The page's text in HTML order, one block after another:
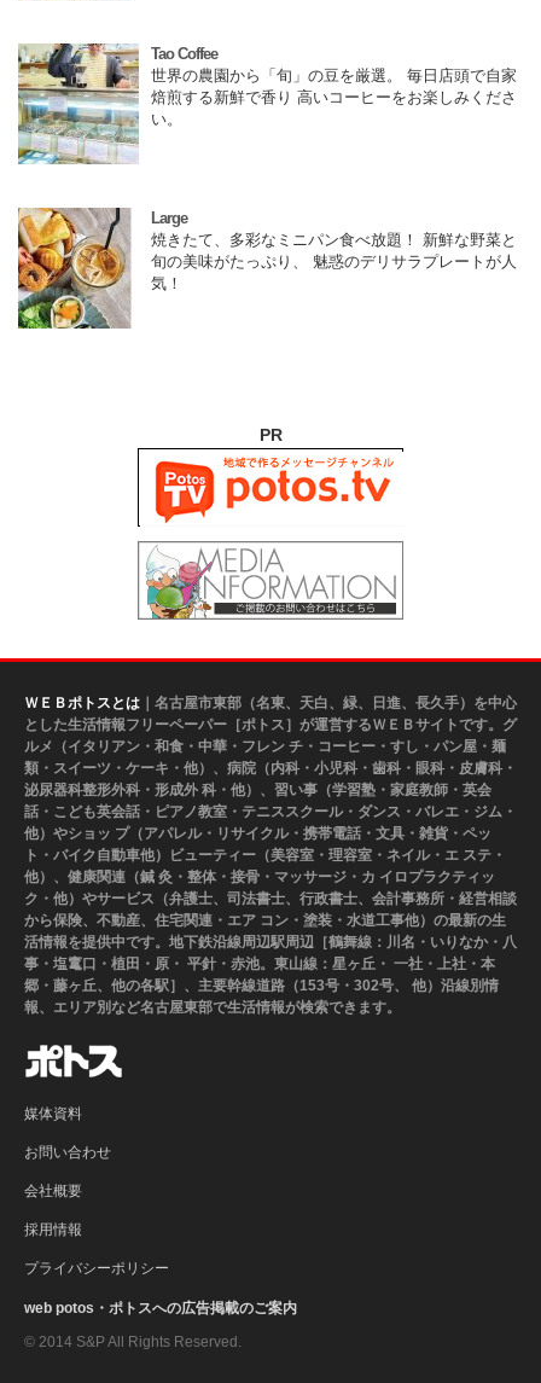
Tao Coffee
世界の農園から「旬」の豆を厳選。 毎日店頭で自家
焙煎する新鮮で香り 高いコーヒーをお楽しみくださ
い。
Large
焼きたて、多彩なミニパン食べ放題！ 新鮮な野菜と
旬の美味がたっぷり、 魅惑のデリサラプレートが人
気！
PR
ＷＥＢポトスとは ｜名古屋市東部（名東、天白、緑、日進、長久手）を中心
とした生活情報フリーペーパー［ポトス］が運営するＷＥＢサイトです。グ
ルメ（イタリアン・和食・中華・フレン チ・コーヒー・すし・パン屋・麺
類・スイーツ・ケーキ・他）、病院（内科・小児科・歯科・眼科・皮膚科・
泌尿器科整形外科・形成外 科・他）、習い事（学習塾・家庭教師・英会
話・こども英会話・ピアノ教室・テニススクール・ダンス・バレエ・ジム・
他）やショッ プ（アパレル・リサイクル・携帯電話・文具・雑貨・ペッ
ト・バイク自動車他）ビューティー（美容室・理容室・ネイル・エ ステ・
他）、健康関連（鍼 灸・整体・接骨・マッサージ・カ イロプラクティッ
ク・他）やサービス（弁護士、司法書士、行政書士、会計事務所・経営相談
から保険、不動産、住宅関連・エア コン・塗装・水道工事他）の最新の生
活情報を提供中です。地下鉄沿線周辺駅周辺［鶴舞線：川名・いりなか・八
事・塩竃口・植田・原・ 平針・赤池。東山線：星ヶ丘・ 一社・上社・本
郷・藤ヶ丘、他の各駅］、主要幹線道路（153号・302号、 他）沿線別情
報、エリア別など名古屋東部で生活情報が検索できます。
媒体資料
お問い合わせ
会社概要
採用情報
プライバシーポリシー
web potos・ポトスへの広告掲載のご案内
© 2014 S&P All Rights Reserved.